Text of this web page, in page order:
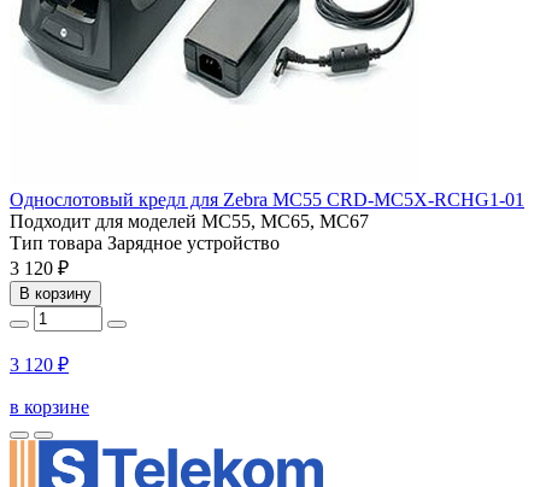
Однослотовый кредл для Zebra MC55 CRD-MC5X-RCHG1-01
Подходит для моделей MC55, MC65, MC67
Тип товара Зарядное устройство
3 120 ₽
В корзину
3 120 ₽
в корзине